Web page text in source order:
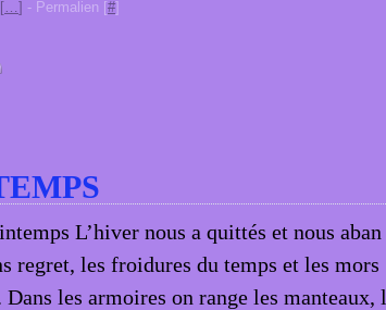
…] - Permalien [#]
L’hiver nous a quittés et nous aban
regret, les froidures du temps et les mors
Dans les armoires on range les manteaux, l